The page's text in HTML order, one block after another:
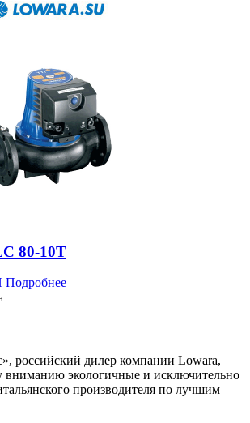
80-10T
Подробнее
российский дилер компании Lowara,
вниманию экологичные и исключительно
производителя по лучшим